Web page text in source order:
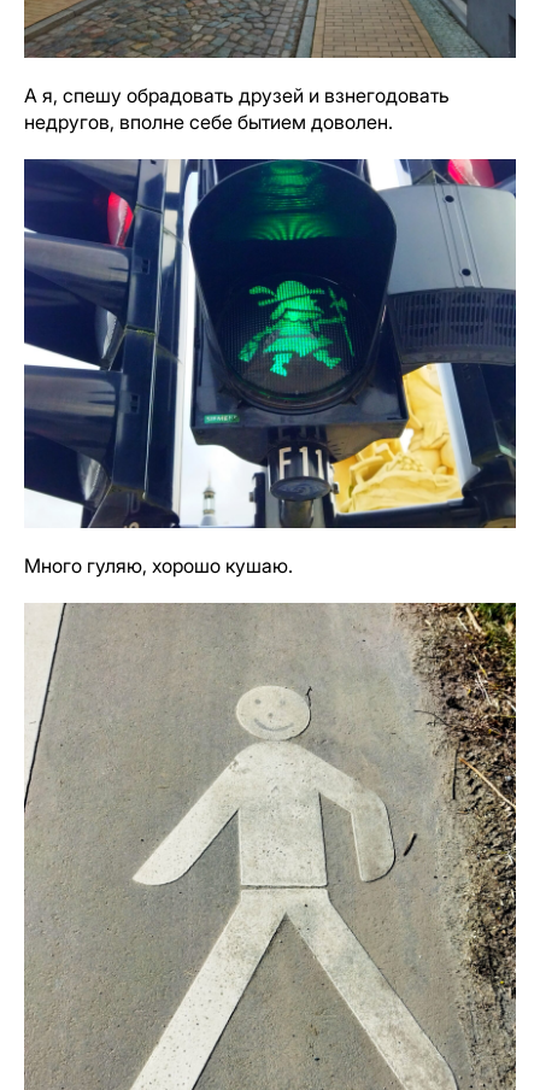
А я, спешу обрадовать друзей и взнегодовать
недругов, вполне себе бытием доволен.
Много гуляю, хорошо кушаю.